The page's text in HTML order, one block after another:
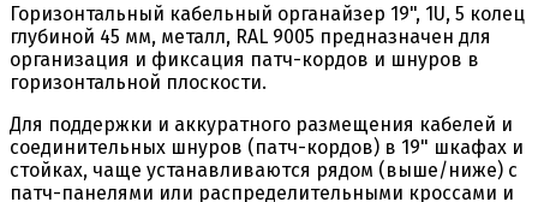
Горизонтальный кабельный органайзер 19", 1U, 5 колец
глубиной 45 мм, металл, RAL 9005 предназначен для
организация и фиксация патч-кордов и шнуров в
горизонтальной плоскости.
Для поддержки и аккуратного размещения кабелей и
соединительных шнуров (патч-кордов) в 19" шкафах и
стойках, чаще устанавливаются рядом (выше/ниже) c
патч-панелями или распределительными кроcсами и